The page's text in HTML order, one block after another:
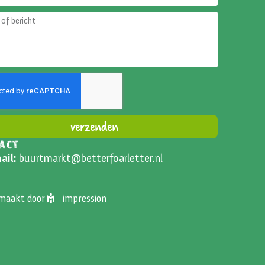
verzenden
buurtmarkt@betterfoarletter.nl
door impression